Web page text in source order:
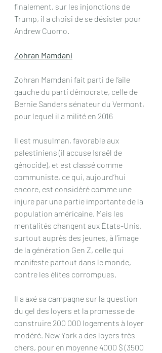
finalement, sur les injonctions de
Trump, il a choisi de se désister pour
Andrew Cuomo.
Zohran Mamdani
Zohran Mamdani fait parti de l’aile
gauche du parti démocrate, celle de
Bernie Sanders sénateur du Vermont,
pour lequel il a milité en 2016
Il est musulman, favorable aux
palestiniens (il accuse Israël de
génocide), et est classé comme
communiste, ce qui, aujourd’hui
encore, est considéré comme une
injure par une partie importante de la
population américaine. Mais les
mentalités changent aux États-Unis,
surtout auprès des jeunes, à l’image
de la génération Gen Z, celle qui
manifeste partout dans le monde,
contre les élites corrompues.
Il a axé sa campagne sur la question
du gel des loyers et la promesse de
construire 200 000 logements à loyer
modéré. New York a des loyers très
chers, pour en moyenne 4000 $ (3500